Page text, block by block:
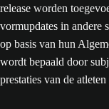
release worden
vormupdates in andere
op basis van hun
wordt bepaald door
prestaties van de